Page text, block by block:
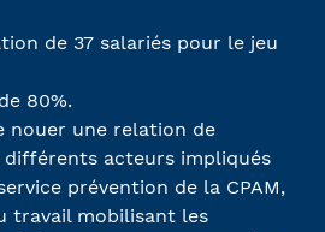
de 37 salariés pour le jeu
80%.
nouer une relation de
acteurs impliqués
prévention de la CPAM,
travail mobilisant les